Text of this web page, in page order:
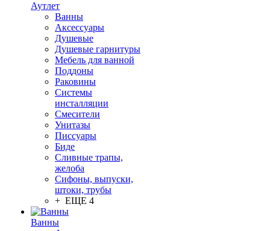
Аутлет
Ванны
Аксессуары
Душевые
Душевые гарнитуры
Мебель для ванной
Поддоны
Раковины
Системы
инсталляции
Смесители
Унитазы
Писсуары
Биде
Сливные трапы,
желоба
Сифоны, выпуски,
штоки, трубы
+ ЕЩЕ 4
Ванны